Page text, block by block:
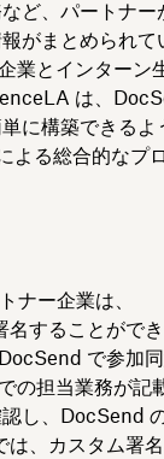
ど、パートナー
がまとめられて
業とインターン
は、
に構築できるよ
よる総合的なプ
ナー企業は、
することができ
で参加
の担当業務が記
し、DocSend
、カスタム署